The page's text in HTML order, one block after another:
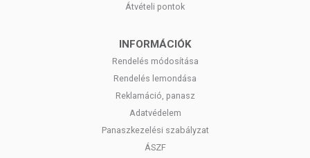
Átvételi pontok
INFORMÁCIÓK
Rendelés módosítása
Rendelés lemondása
Reklamáció, panasz
Adatvédelem
Panaszkezelési szabályzat
ÁSZF